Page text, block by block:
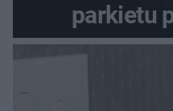
parkietu